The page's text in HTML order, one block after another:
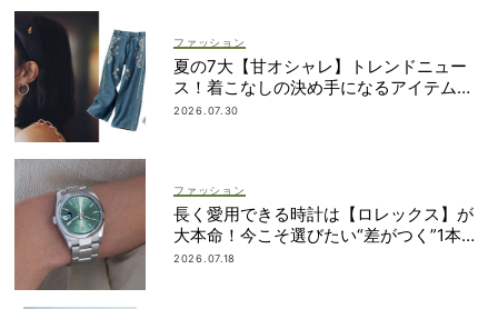
ファッション
夏の7大【甘オシャレ】トレンドニュー
ス！着こなしの決め手になるアイテムが
勢揃い
2026.07.30
ファッション
長く愛用できる時計は【ロレックス】が
大本命！今こそ選びたい“差がつく”1本
は？
2026.07.18